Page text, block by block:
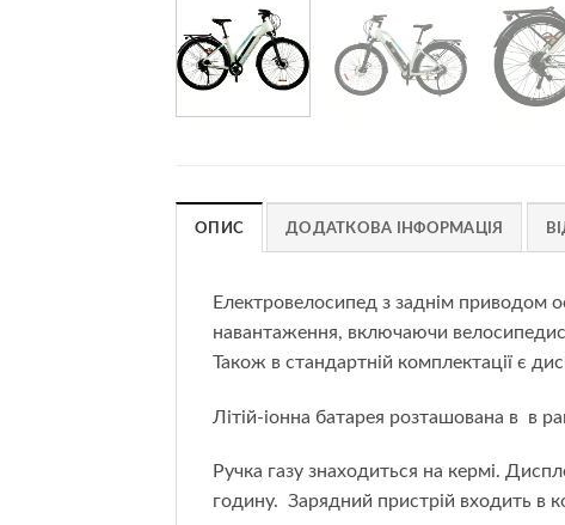
ОПИС ДОДАТКОВА ІНФОРМАЦІЯ
Електровелосипед з заднім
навантаження, включаючи
Також в стандартній комплектації є
Літій-іонна батарея розташована в в
Ручка газу знаходиться на кермі.
годину. Зарядний пристрій входить в